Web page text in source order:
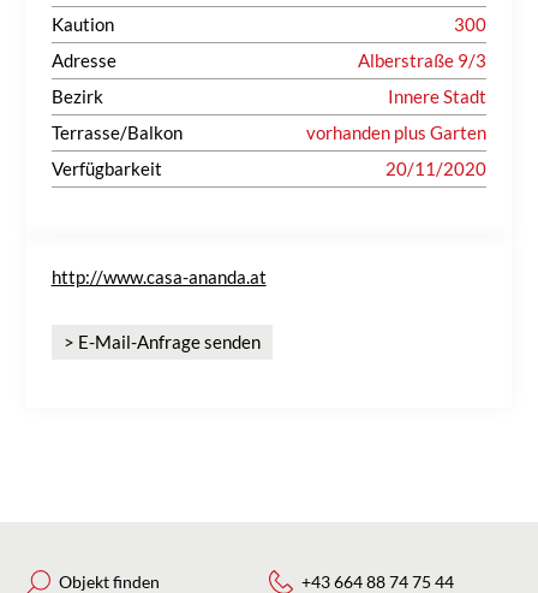
Kaution
300
Adresse
Alberstraße 9/3
Bezirk
Innere Stadt
Terrasse/Balkon
vorhanden plus Garten
Verfügbarkeit
20/11/2020
http://www.casa-ananda.at
> E-Mail-Anfrage senden
Objekt finden +43 664 88 74 75 44